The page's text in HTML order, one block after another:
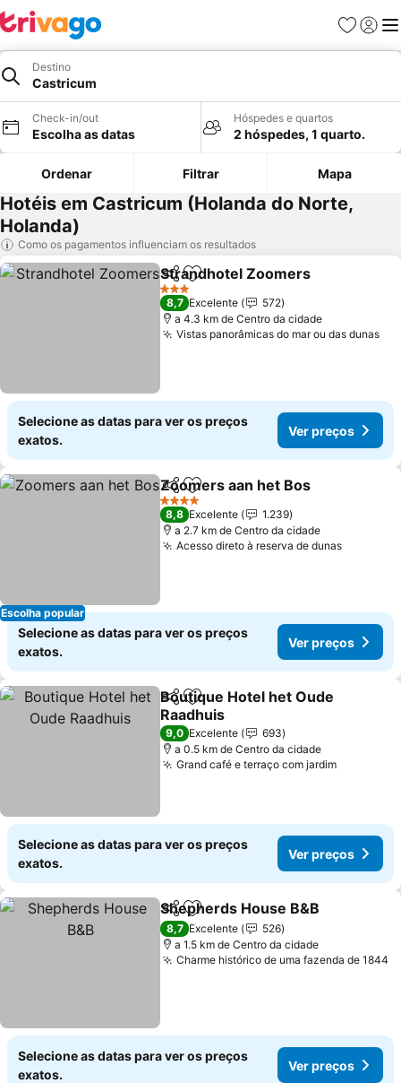
Favoritos
Iniciar
Destino
Castricum
Check-in/out
Escolha as datas
Hóspedes e quartos
2 hóspedes, 1 quarto.
Ordenar Filtrar Mapa
Hotéis em Castricum (Holanda do Norte,
Holanda)
Como os pagamentos influenciam os resultados
PartilharAdicionar aos favoritos
Strandhotel Zoomers
3 Estrelas
8,7 Excelente
572
a 4.3 km de Centro da cidade
Vistas panorâmicas do mar ou das dunas
Selecione as datas para ver os preços
exatos.
Ver preços
Escolha popular
PartilharAdicionar aos favoritos
Zoomers aan het Bos
4 Estrelas
8,8 Excelente
1.239
a 2.7 km de Centro da cidade
Acesso direto à reserva de dunasVer
Selecione as datas para ver os preços
exatos.
Ver preços
PartilharAdicionar aos favoritos
Boutique Hotel het Oude
Raadhuis
Ver preços
9,0 Excelente
693
a 0.5 km de Centro da cidade
Grand café e terraço com jardimVer
Selecione as datas para ver os preços
exatos.
Ver preços
PartilharAdicionar aos favoritos
Shepherds House B&B
8,7 Excelente
526
a 1.5 km de Centro da cidade
Charme histórico de uma fazenda de 1844
Selecione as datas para ver os preços
exatos.
Ver preços